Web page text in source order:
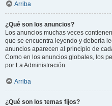
Arriba
¿Qué son los anuncios?
Los anuncios muchas veces
que se encuentra leyendo y debería
anuncios aparecen al principio de
Como en los anuncios globales, los
por La Administración.
Arriba
¿Qué son los temas fijos?